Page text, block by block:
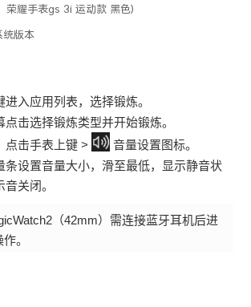
荣耀手表gs 3i 运动款 黑色)
统版本
进入应用列表，选择锻炼。
点击选择锻炼类型并开始锻炼。
点击手表上键 >
音量设置图标。
条设置音量大小，滑至最低，显示静音状
关闭。
（42mm）需连接蓝牙耳机后进
。